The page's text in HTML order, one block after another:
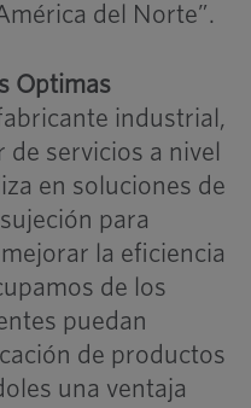
del Norte”.
Optimas
industrial,
servicios a nivel
en soluciones de
para
la eficiencia
de los
puedan
de productos
una ventaja